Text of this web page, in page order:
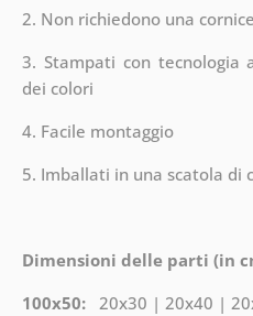
2. Non richiedono una
3. Stampati con tecnologia
dei colori
4. Facile montaggio
5. Imballati in una scatola di
Dimensioni delle parti (in
100x50: 20x30 | 20x40 |